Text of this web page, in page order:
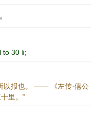
to 30 li;
以报也。 —— 《左传·僖公
里。”